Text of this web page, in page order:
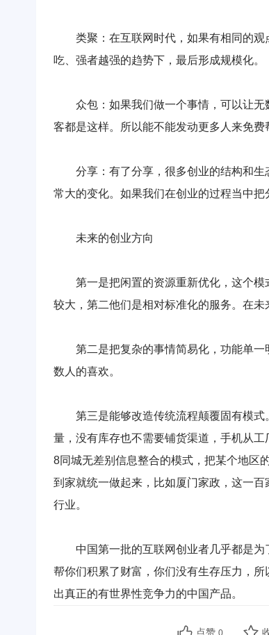
类聚：在互联网时代，如果有相同的观
吃、强者越强的趋势下，最后形成规模化。
众包：如果我们做一个事情，可以让无
客都是这样。所以能不能发动更多人来免
分享：有了分享，很多创业的结构和生
常大的变化。如果我们在创业的过程当中把
未来的创业方向
第一是把闲置的资源重新优化，这个模
较大，第二他们是相对标准化的服务。在未
第二是把复杂的事情简易化，功能单一
数人的喜欢。
第三是能够改造传统流程颠覆固有模式
量，没有库存也不需要铺货渠道，手机从
8同城无差别信息整合的模式，把某个地区
到家就统一做起来，比如厦门家政，这一
行业。
中国第一批的互联网创业者几乎都是为
帮你们积累了财富，你们没有生存压力，
出真正的有世界性竞争力的中国产品。
点赞 0